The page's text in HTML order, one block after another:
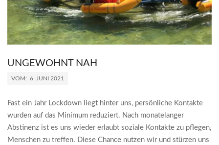
UNGEWOHNT NAH
2021-
06
VOM: 6. JUNI 2021
Fast ein Jahr Lockdown liegt hinter uns, persönliche Kontakte
wurden auf das Minimum reduziert. Nach monatelanger
Abstinenz ist es uns wieder erlaubt soziale Kontakte zu pflegen,
Menschen zu treffen. Diese Chance nutzen wir und stürzen uns